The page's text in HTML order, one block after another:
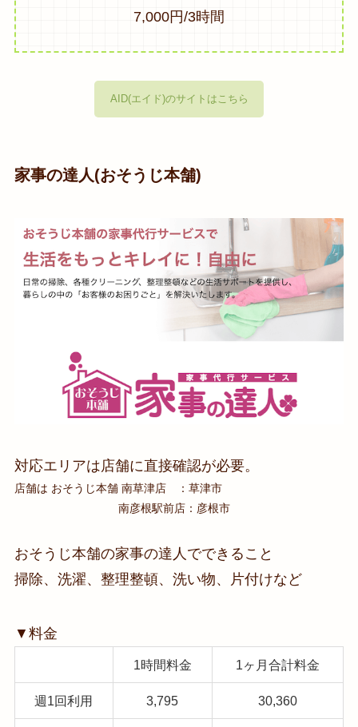
7,000円/3時間
AID(エイド)のサイトはこちら
家事の達人(おそうじ本舗)
対応エリアは店舗に直接確認が必要。
店舗は おそうじ本舗 南草津店 ：草津市
南彦根駅前店：彦根市
おそうじ本舗の家事の達人でできること
掃除、洗濯、整理整頓、洗い物、片付けなど
▼料金
1時間料金 1ヶ月合計料金
週1回利用 3,795 30,360